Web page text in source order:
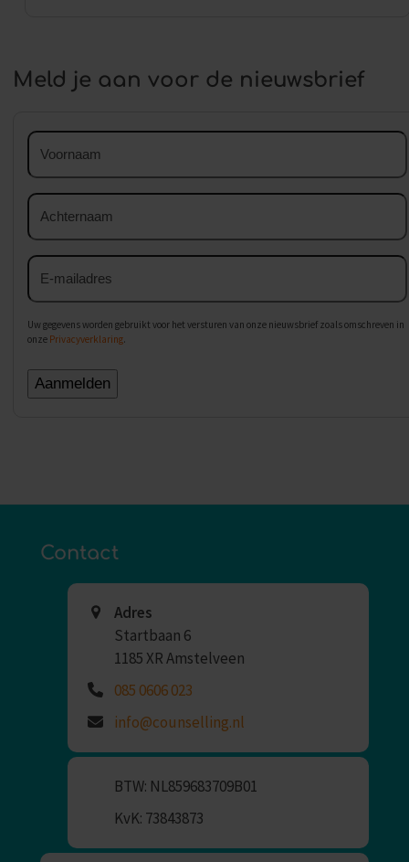
Meld je aan voor de nieuwsbrief
Voornaam
Achternaam
E-
mailadres
Uw gegevens worden gebruikt voor het versturen van onze nieuwsbrief zoals omschreven in
onze Privacyverklaring.
Contact
Adres
Startbaan 6
1185 XR Amstelveen
085 0606 023
info@counselling.nl
BTW: NL859683709B01
KvK: 73843873